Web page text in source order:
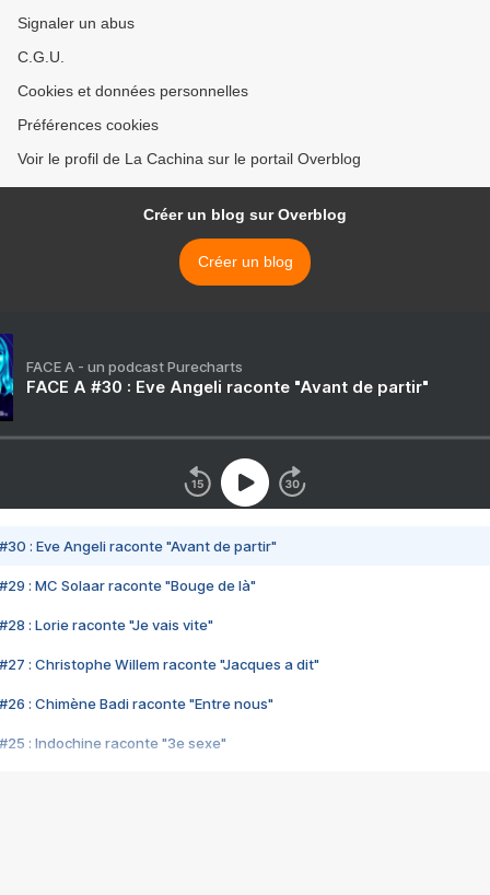
Signaler un abus
C.G.U.
Cookies et données personnelles
Préférences cookies
Voir le profil de La Cachina sur le portail Overblog
Créer un blog sur Overblog
Créer un blog
FACE A - un podcast Purecharts
FACE A #30 : Eve Angeli raconte "Avant de partir"
#30 : Eve Angeli raconte "Avant de partir"
#29 : MC Solaar raconte "Bouge de là"
#28 : Lorie raconte "Je vais vite"
#27 : Christophe Willem raconte "Jacques a dit"
#26 : Chimène Badi raconte "Entre nous"
#25 : Indochine raconte "3e sexe"